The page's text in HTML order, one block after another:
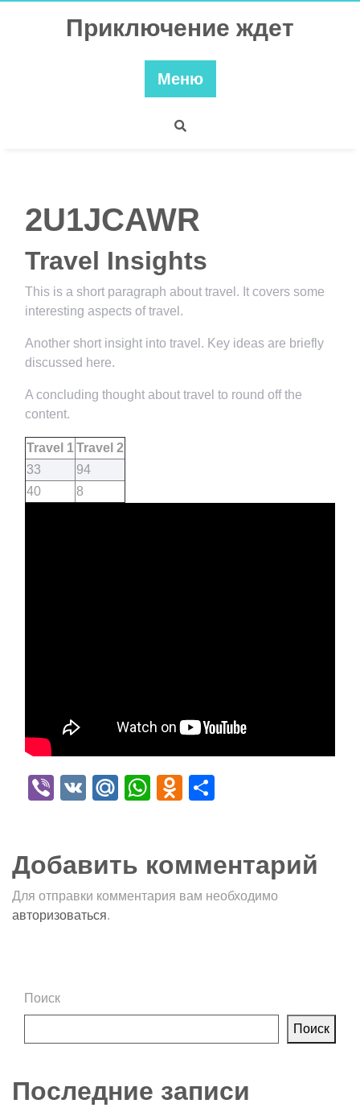
Приключение ждет
Меню
2U1JCAWR
Travel Insights
This is a short paragraph about travel. It covers some
interesting aspects of travel.
Another short insight into travel. Key ideas are briefly
discussed here.
A concluding thought about travel to round off the
content.
Travel 1Travel 2
33
94
40
8
Viber
VK Mail.Ru
WhatsApp
Odnoklassniki
Добавить комментарий
Для отправки комментария вам необходимо
авторизоваться.
Поиск
Поиск
Последние записи